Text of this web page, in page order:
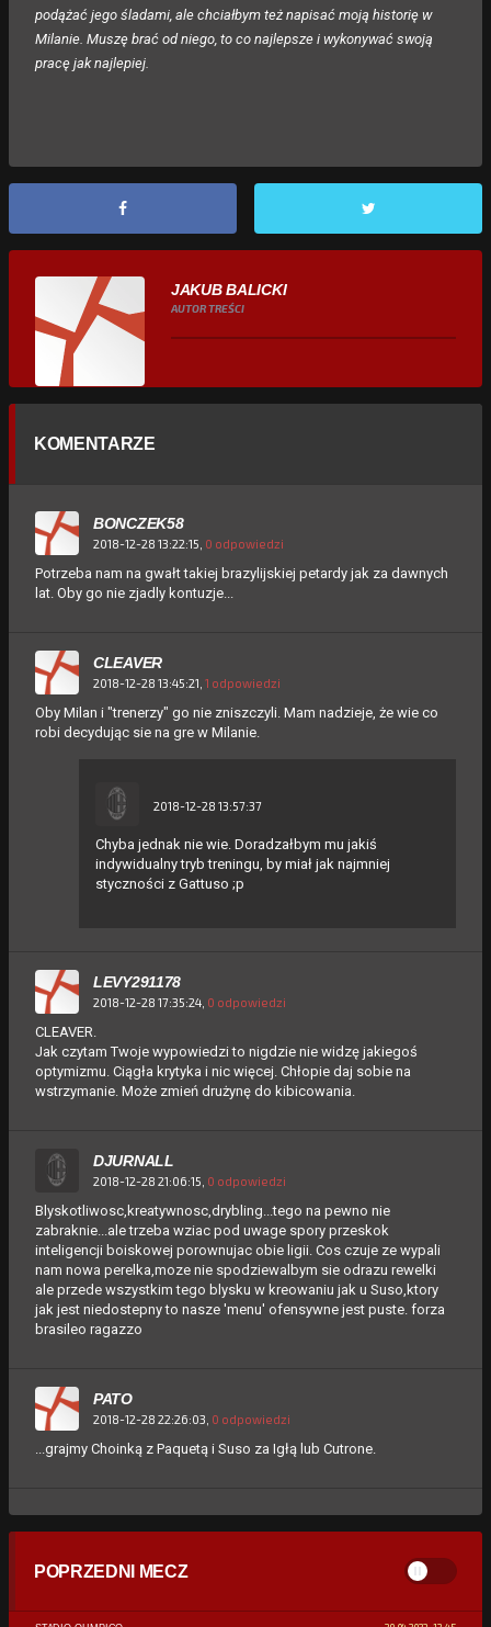
podążać jego śladami, ale chciałbym też napisać moją historię w
Milanie. Muszę brać od niego, to co najlepsze i wykonywać swoją
pracę jak najlepiej.
JAKUB BALICKI
AUTOR TREŚCI
KOMENTARZE
BONCZEK58
2018-12-28 13:22:15, 0 odpowiedzi
Potrzeba nam na gwałt takiej brazylijskiej petardy jak za dawnych
lat. Oby go nie zjadly kontuzje...
CLEAVER
2018-12-28 13:45:21, 1 odpowiedzi
Oby Milan i "trenerzy" go nie zniszczyli. Mam nadzieje, że wie co
robi decydując sie na gre w Milanie.
2018-12-28 13:57:37
Chyba jednak nie wie. Doradzałbym mu jakiś
indywidualny tryb treningu, by miał jak najmniej
styczności z Gattuso ;p
LEVY291178
2018-12-28 17:35:24, 0 odpowiedzi
CLEAVER.
Jak czytam Twoje wypowiedzi to nigdzie nie widzę jakiegoś
optymizmu. Ciągła krytyka i nic więcej. Chłopie daj sobie na
wstrzymanie. Może zmień drużynę do kibicowania.
DJURNALL
2018-12-28 21:06:15, 0 odpowiedzi
Blyskotliwosc,kreatywnosc,drybling...tego na pewno nie
zabraknie...ale trzeba wziac pod uwage spory przeskok
inteligencji boiskowej porownujac obie ligii. Cos czuje ze wypali
nam nowa perelka,moze nie spodziewalbym sie odrazu rewelki
ale przede wszystkim tego blysku w kreowaniu jak u Suso,ktory
jak jest niedostepny to nasze 'menu' ofensywne jest puste. forza
brasileo ragazzo
PATO
2018-12-28 22:26:03, 0 odpowiedzi
...grajmy Choinką z Paquetą i Suso za Igłą lub Cutrone.
POPRZEDNI MECZ